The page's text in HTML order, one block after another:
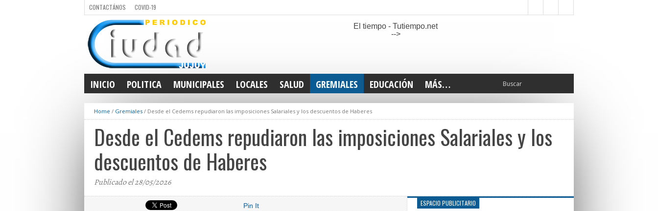
CONTACTÁNOS COVID-19
El tiempo - Tutiempo.net
-->
INICIO POLITICA MUNICIPALES LOCALES SALUD GREMIALES EDUCACIÓN MÁS…
INTERIOR
DEPORTES
ELECCIONES 2025
LEGISLATIVO
Home / Gremiales / Desde el Cedems repudiaron las imposiciones Salariales y los descuentos de Haberes
Desde el Cedems repudiaron las imposiciones Salariales y los
descuentos de Haberes
Publicado el 28/05/2026
Pin It ESPACIO PUBLICITARIO